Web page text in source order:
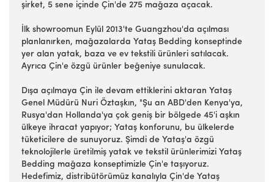
şirket, 5 sene içinde Çin'de 275 mağaza açacak.
İlk showroomun Eylül 2013'te Guangzhou'da açılması
planlanırken, mağazalarda Yataş Bedding konseptinde
yer alan yatak, baza ve ev tekstili ürünleri satılacak.
Ayrıca Çin'e özgü ürünler beğeniye sunulacak.
Dışa açılmaya Çin ile devam ettiklerini aktaran Yataş
Genel Müdürü Nuri Öztaşkın, "Şu an ABD'den Kenya'ya,
Rusya'dan Hollanda'ya çok geniş bir bölgede 45'i aşkın
ülkeye ihracat yapıyor; Yataş konforunu, bu ülkelerde
tüketicilere de sunuyoruz. Şimdi de Yataş'a özgü
teknolojilerle üretilmiş yatak ve tekstil ürünlerimizi Yataş
Bedding mağaza konseptimizle Çin'e taşıyoruz.
Hedefimiz, distribütörümüz kanalıyla Çin'de Yataş